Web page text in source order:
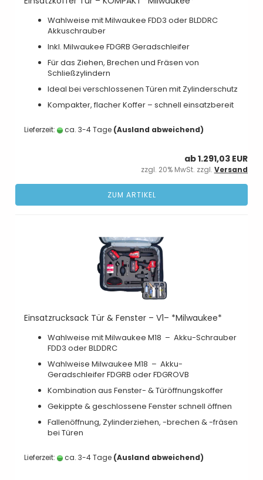
Wahlweise mit Milwaukee FDD3 oder BLDDRC
Akkuschrauber
Inkl. Milwaukee FDGRB Geradschleifer
Für das Ziehen, Brechen und Fräsen von
Schließzylindern
Ideal bei verschlossenen Türen mit Zylinderschutz
Kompakter, flacher Koffer – schnell einsatzbereit
Lieferzeit: ca. 3-4 Tage (Ausland abweichend)
ab 1.291,03 EUR
zzgl. 20% MwSt. zzgl. Versand
ZUM ARTIKEL
Einsatzrucksack Tür & Fenster – V1– *Milwaukee*
Wahlweise mit Milwaukee M18 – Akku-Schrauber
FDD3 oder BLDDRC
Wahlweise Milwaukee M18 – Akku-
Geradschleifer FDGRB oder FDGROVB
Kombination aus Fenster- & Türöffnungskoffer
Gekippte & geschlossene Fenster schnell öffnen
Fallenöffnung, Zylinderziehen, -brechen & -fräsen
bei Türen
Lieferzeit: ca. 3-4 Tage (Ausland abweichend)